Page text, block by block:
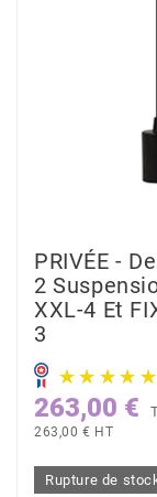
PRIVÉE -
2
XXL-4 Et
3
263,00 €
263,00 € HT
Rupture de